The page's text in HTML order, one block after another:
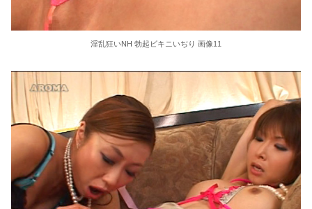
淫乱狂いNH 勃起ビキニいぢり 画像11